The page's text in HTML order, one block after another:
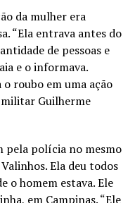
da mulher era
“Ela entrava antes do
de pessoas e
e o informava.
roubo em uma ação
Guilherme
pela polícia no mesmo
Ela deu todos
o homem estava. Ele
em Campinas. “Ele